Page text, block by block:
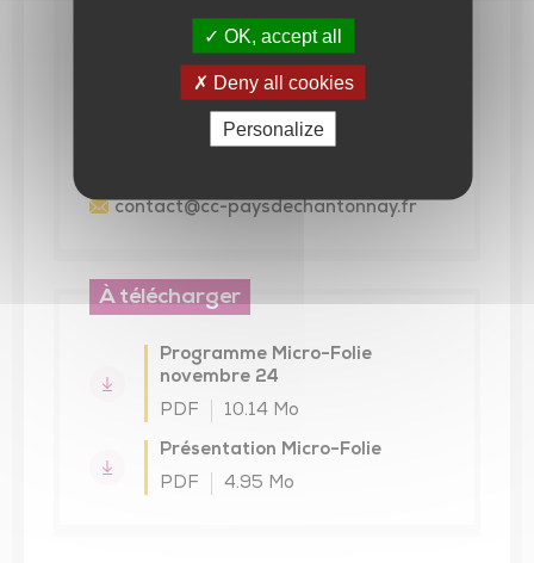
PAYS DE CHANTONNAY
65 avenue du Général de Gaulle -
CS60098 85111 CHANTONNAY
contact@cc-paysdechantonnay.fr
À télécharger
Programme Micro-Folie
novembre 24
PDF
10.14 Mo
Présentation Micro-Folie
PDF
4.95 Mo
OK, accept all
Deny all cookies
Personalize